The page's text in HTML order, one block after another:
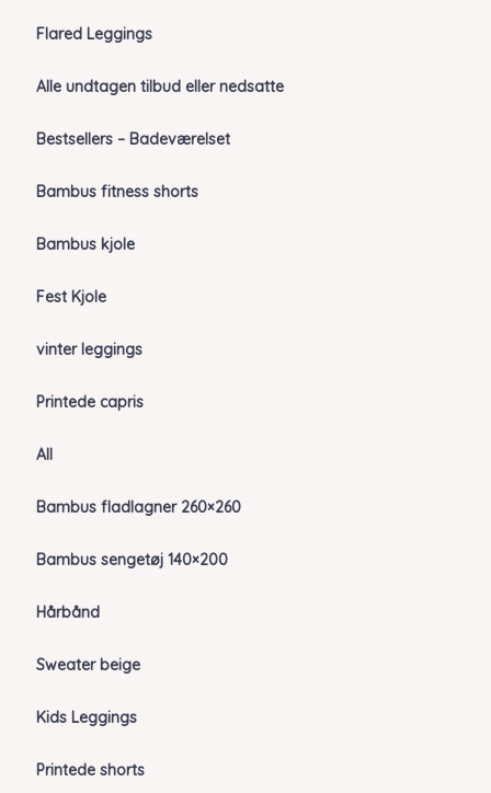
Flared Leggings
Alle undtagen tilbud eller nedsatte
Bestsellers – Badeværelset
Bambus fitness shorts
Bambus kjole
Fest Kjole
vinter leggings
Printede capris
All
Bambus fladlagner 260×260
Bambus sengetøj 140×200
Hårbånd
Sweater beige
Kids Leggings
Printede shorts